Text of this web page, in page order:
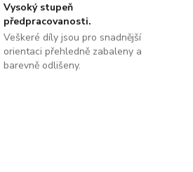
Vysoký stupeň
předpracovanosti.
Veškeré díly jsou pro snadnější
orientaci přehledně zabaleny a
barevně odlišeny.